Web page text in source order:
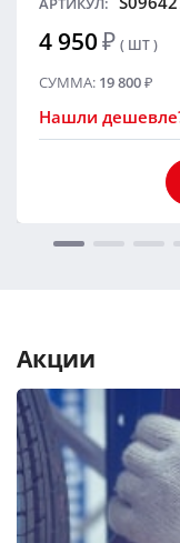
4 950₽ ( ШТ )
СУММА: 19 800₽
Нашли
Акции